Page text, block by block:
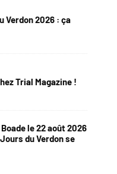
Verdon 2026 : ça
Trial Magazine !
le 22 août 2026
du Verdon se